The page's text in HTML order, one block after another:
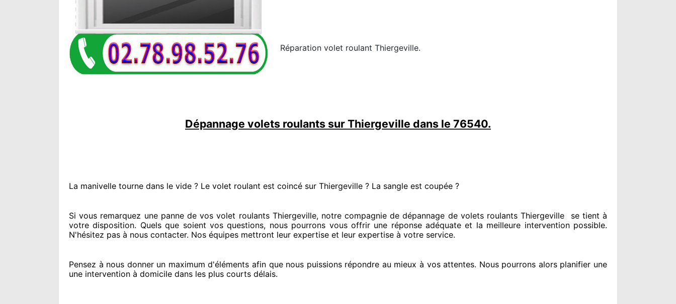
Réparation volet roulant Thiergeville.
Dépannage volets roulants sur Thiergeville dans le 76540.
La manivelle tourne dans le vide ? Le volet roulant est coincé sur Thiergeville ? La sangle est coupée ?
Si vous remarquez une panne de vos volet roulants Thiergeville, notre compagnie de dépannage de volets roulants Thiergeville se tient à
votre disposition. Quels que soient vos questions, nous pourrons vous offrirune réponse adéquate et la meilleure intervention possible.
N'hésitez pas à nous contacter. Nos équipes mettront leur expertise et leur expertise à votre service.
Pensez à nous donnerun maximum d'éléments afin que nous puissions répondre au mieux à vos attentes. Nous pourrons alors planifier une
une intervention à domicile dans les plus courts délais.